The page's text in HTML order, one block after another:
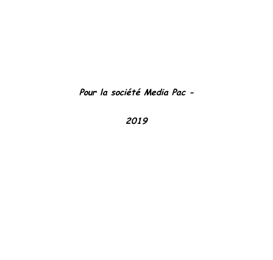
Pour la société Media Pac -
2019